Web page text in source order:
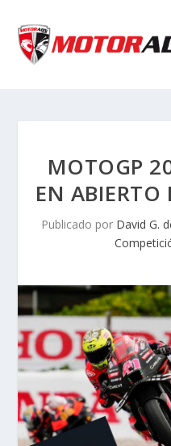
MOTOGP
EN ABIERTO
Publicado por David G.